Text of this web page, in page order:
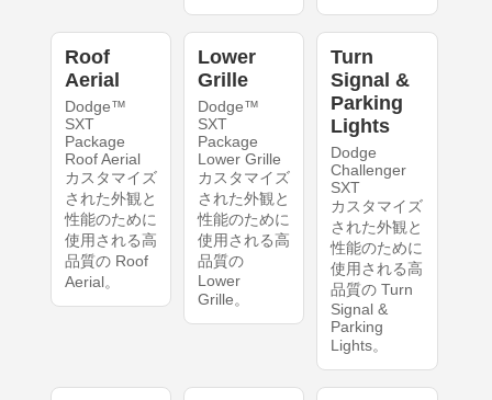
Roof
Aerial
Dodge™
SXT
Package
Roof Aerial
カスタマイズ
された外観と
性能のために
使用される高
品質の Roof
Aerial。
Lower
Grille
Dodge™
SXT
Package
Lower Grille
カスタマイズ
された外観と
性能のために
使用される高
品質の
Lower
Grille。
Turn
Signal &
Parking
Lights
Dodge
Challenger
SXT
カスタマイズ
された外観と
性能のために
使用される高
品質の Turn
Signal &
Parking
Lights。